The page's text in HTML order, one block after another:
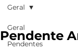
Geral
Pendentes
Geral
Pendente